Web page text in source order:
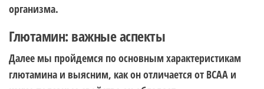
организма.
Глютамин: важные аспекты
Далее мы пройдемся по основным характеристикам
глютамина и выясним, как он отличается от BCAA и